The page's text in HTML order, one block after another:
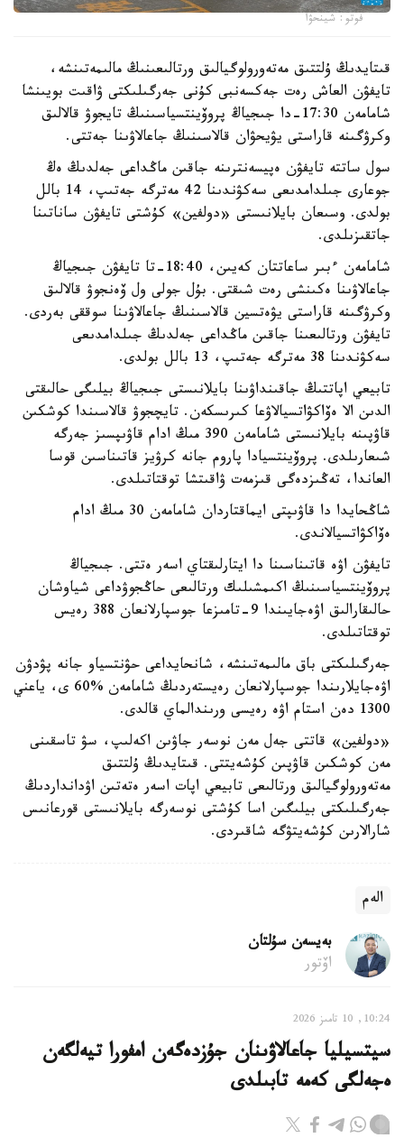
فوتو: شينحۋا
قىتايدىڭ ۇلتتىق مەتەورولوگيالىق ورتالىعىنىڭ مالىمەتىنشە،
تايفۋن العاش رەت جەكسەنبى كۇنى جەرگىلىكتى ۋاقىت بويىنشا
شامامەن 17:30-دا جىجياڭ پروۆينتسياسىنىڭ تايجوۋ قالالىق
وكرۋگىنە قاراستى يۋيحۋان قالاسىنىڭ جاعالاۋىنا جەتتى.
سول ساتتە تايفۋن ەپيسەنترىنە جاقىن ماڭداعى جەلدىڭ ەڭ
جوعارى جىلدامدىعى سەكۋندىنا 42 مەترگە جەتىپ، 14 بالل
بولدى. وسىعان بايلانىستى «دولفين» كۇشتى تايفۋن ساناتىنا
جاتقىزىلدى.
شامامەن ءبىر ساعاتتان كەيىن، 18:40-تا تايفۋن جىجياڭ
جاعالاۋىنا ەكىنشى رەت شىقتى. بۇل جولى ول ۆەنجوۋ قالالىق
وكرۋگىنە قاراستى يۋەتسين قالاسىنىڭ جاعالاۋىنا سوققى بەردى.
تايفۋن ورتالىعىنا جاقىن ماڭداعى جەلدىڭ جىلدامدىعى
سەكۋندىنا 38 مەترگە جەتىپ، 13 بالل بولدى.
تابيعي اپاتتىڭ جاقىنداۋىنا بايلانىستى جىجياڭ بيلىگى حالىقتى
الدىن الا ەۆاكۋاتسيالاۋعا كىرىسكەن. تايچجوۋ قالاسىندا كوشكىن
قاۋپىنە بايلانىستى شامامەن 390 مىڭ ادام قاۋىپسىز جەرگە
شىعارىلدى. پروۆينتسيادا پاروم جانە كرۋيز قاتىناسىن قوسا
العاندا، تەڭىزدەگى قىزمەت ۋاقىتشا توقتاتىلدى.
شاڭحايدا دا قاۋىپتى ايماقتاردان شامامەن 30 مىڭ ادام
ەۆاكۋاتسيالاندى.
تايفۋن اۋە قاتىناسىنا دا ايتارلىقتاي اسەر ەتتى. جىجياڭ
پروۆينتسياسىنىڭ اكىمشىلىك ورتالىعى حاڭجوۋداعى شياوشان
حالىقارالىق اۋەجايىندا 9-تامىزعا جوسپارلانعان 388 رەيس
توقتاتىلدى.
جەرگىلىكتى باق مالىمەتىنشە، شانحايداعى حۋنتسياو جانە پۋدۋن
اۋەجايلارىندا جوسپارلانعان رەيستەردىڭ شامامەن %60 ى، ياعني
1300 دەن استام اۋە رەيسى ورىندالماي قالدى.
«دولفين» قاتتى جەل مەن نوسەر جاۋىن اكەلىپ، سۋ تاسقىنى
مەن كوشكىن قاۋپىن كۇشەيتتى. قىتايدىڭ ۇلتتىق
مەتەورولوگيالىق ورتالىعى تابيعي اپات اسەر ەتەتىن اۋدانداردىڭ
جەرگىلىكتى بيلىگىن اسا كۇشتى نوسەرگە بايلانىستى قورعانىس
شارالارىن كۇشەيتۋگە شاقىردى.
الەم
بەيسەن سۇلتان
اۆتور
10:24, 10 تامىز 2026
سيتسيليا جاعالاۋىنان جۇزدەگەن امفورا تيەلگەن
ەجەلگى كەمە تابىلدى